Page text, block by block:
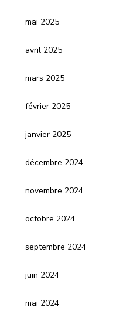
mai 2025
avril 2025
mars 2025
février 2025
janvier 2025
décembre 2024
novembre 2024
octobre 2024
septembre 2024
juin 2024
mai 2024